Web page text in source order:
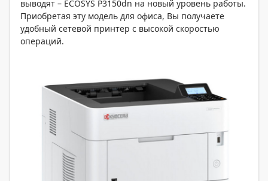
выводят – ECOSYS P3150dn на новый уровень работы.
Приобретая эту модель для офиса, Вы получаете
удобный сетевой принтер с высокой скоростью
операций.